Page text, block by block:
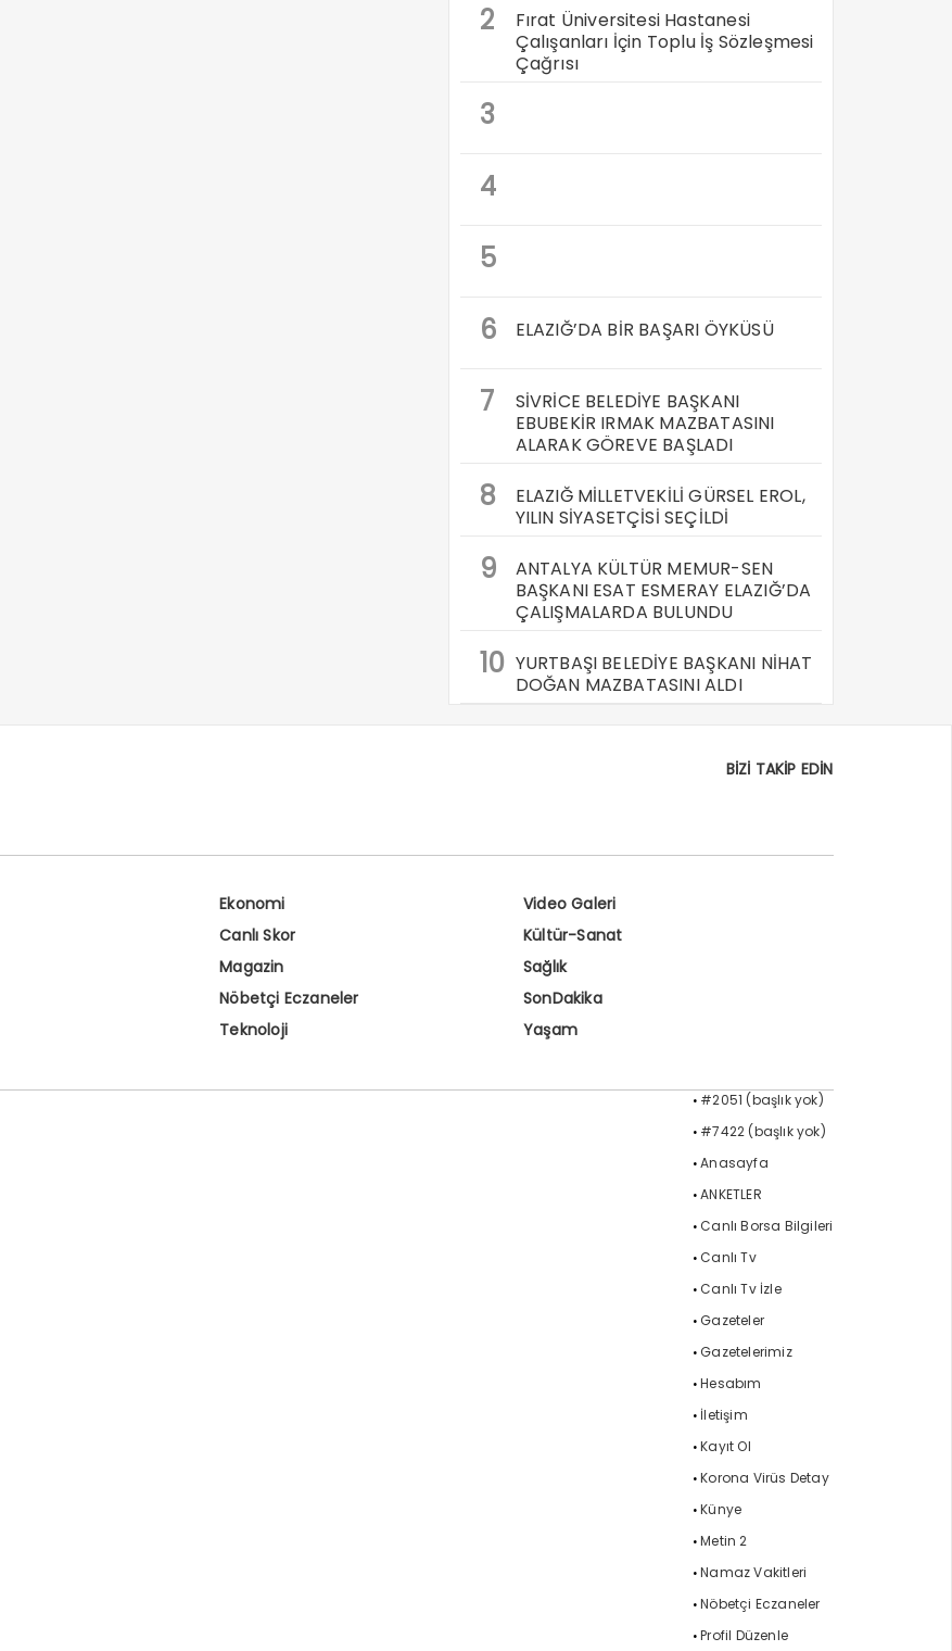
2
Fırat Üniversitesi Hastanesi
Çalışanları İçin Toplu İş Sözleşmesi
Çağrısı
3
4
5
6
ELAZIĞ’DA BİR BAŞARI ÖYKÜSÜ
7
SİVRİCE BELEDİYE BAŞKANI
EBUBEKİR IRMAK MAZBATASINI
ALARAK GÖREVE BAŞLADI
8
ELAZIĞ MİLLETVEKİLİ GÜRSEL EROL,
YILIN SİYASETÇİSİ SEÇİLDİ
9
ANTALYA KÜLTÜR MEMUR-SEN
BAŞKANI ESAT ESMERAY ELAZIĞ’DA
ÇALIŞMALARDA BULUNDU
10 YURTBAŞI BELEDİYE BAŞKANI NİHAT
DOĞAN MAZBATASINI ALDI
BİZİ TAKİP EDİN
Ekonomi
Video Galeri
Canlı Skor
Kültür-Sanat
Magazin
Sağlık
Nöbetçi Eczaneler
SonDakika
Teknoloji Yaşam
#2051 (başlık yok)
#7422 (başlık yok)
Anasayfa
ANKETLER
Canlı Borsa Bilgileri
Canlı Tv
Canlı Tv İzle
Gazeteler
Gazetelerimiz
Hesabım
İletişim
Kayıt Ol
Korona Virüs Detay
Künye
Metin 2
Namaz Vakitleri
Nöbetçi Eczaneler
Profil Düzenle